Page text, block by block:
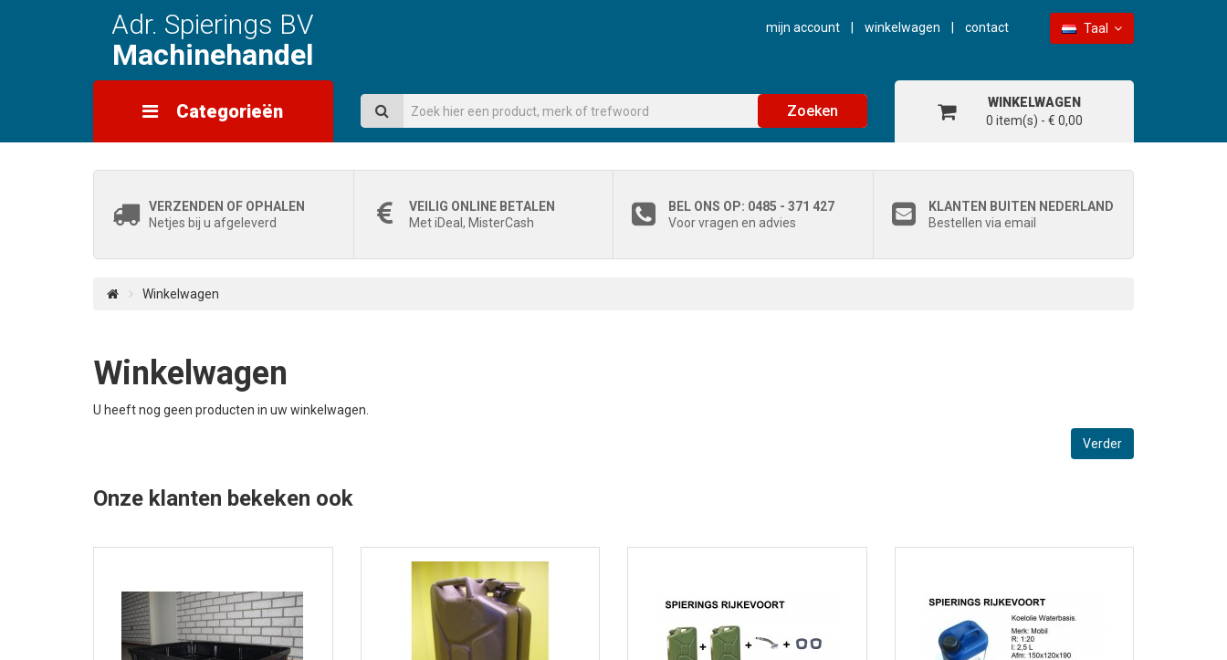
Adr. Spierings BV
Machinehandel
mijn account winkelwagen contact Taal
Categorieën Zoeken
WINKELWAGEN
0 item(s) - € 0,00
VERZENDEN OF OPHALEN
Netjes bij u afgeleverd
VEILIG ONLINE BETALEN
Met iDeal, MisterCash
BEL ONS OP: 0485 - 371 427
Voor vragen en advies
KLANTEN BUITEN NEDERLAND
Bestellen via email
Winkelwagen
Winkelwagen
U heeft nog geen producten in uw winkelwagen.
Verder
Onze klanten bekeken ook